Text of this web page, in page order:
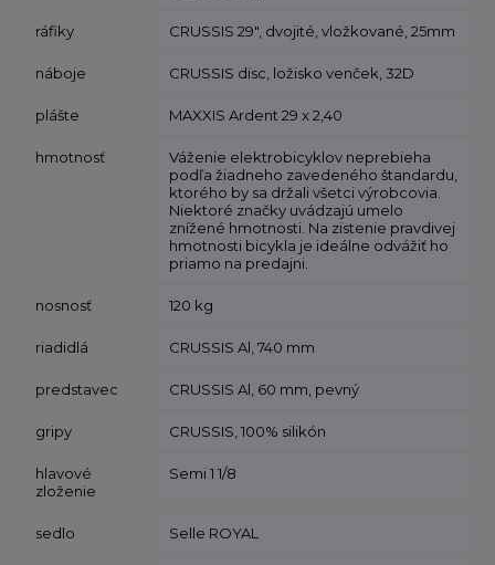
ráfiky CRUSSIS 29", dvojité, vložkované, 25mm
náboje CRUSSIS disc, ložisko venček, 32D
plášte MAXXIS Ardent 29 x 2,40
hmotnosť
Váženie elektrobicyklov neprebieha
podľa žiadneho zavedeného štandardu,
ktorého by sa držali všetci výrobcovia.
Niektoré značky uvádzajú umelo
znížené hmotnosti. Na zistenie pravdivej
hmotnosti bicykla je ideálne odvážiť ho
priamo na predajni.
nosnosť 120 kg
riadidlá CRUSSIS Al, 740 mm
predstavec CRUSSIS Al, 60 mm, pevný
gripy CRUSSIS, 100% silikón
hlavové
zloženie
Semi 1 1/8
sedlo Selle ROYAL